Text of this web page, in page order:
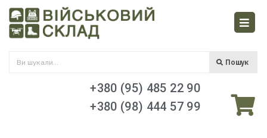
Пошук
+380 (95) 485 22 90
+380 (98) 444 57 99